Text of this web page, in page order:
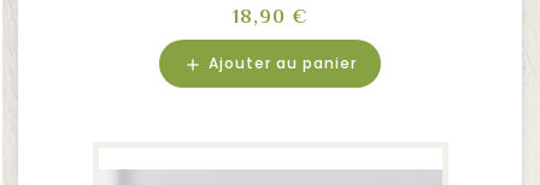
Prix
18,90 €
add Ajouter au panier